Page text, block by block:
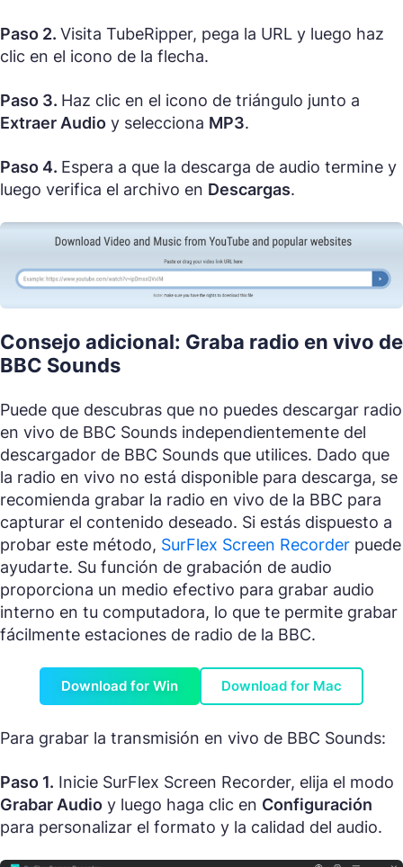
Paso 2. Visita TubeRipper, pega la URL y luego haz
clic en el icono de la flecha.
Paso 3. Haz clic en el icono de triángulo junto a
Extraer Audio y selecciona MP3.
Paso 4. Espera a que la descarga de audio termine y
luego verifica el archivo en Descargas.
Consejo adicional: Graba radio en vivo de
BBC Sounds
Puede que descubras que no puedes descargar radio
en vivo de BBC Sounds independientemente del
descargador de BBC Sounds que utilices. Dado que
la radio en vivo no está disponible para descarga, se
recomienda grabar la radio en vivo de la BBC para
capturar el contenido deseado. Si estás dispuesto a
probar este método, SurFlex Screen Recorder puede
ayudarte. Su función de grabación de audio
proporciona un medio efectivo para grabar audio
interno en tu computadora, lo que te permite grabar
fácilmente estaciones de radio de la BBC.
Download for Win Download for Mac
Para grabar la transmisión en vivo de BBC Sounds:
Paso 1. Inicie SurFlex Screen Recorder, elija el modo
Grabar Audio y luego haga clic en Configuración
para personalizar el formato y la calidad del audio.